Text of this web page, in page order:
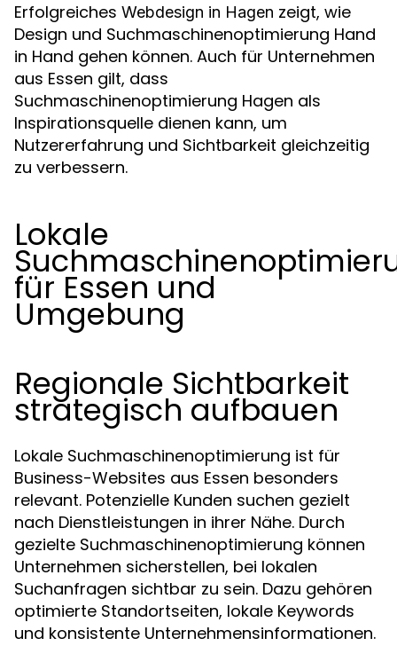
Erfolgreiches Webdesign in Hagen zeigt, wie
Design und Suchmaschinenoptimierung Hand
in Hand gehen können. Auch für Unternehmen
aus Essen gilt, dass
Suchmaschinenoptimierung Hagen als
Inspirationsquelle dienen kann, um
Nutzererfahrung und Sichtbarkeit gleichzeitig
zu verbessern.
Lokale
für Essen und
Umgebung
Regionale Sichtbarkeit
strategisch aufbauen
Lokale Suchmaschinenoptimierung ist für
Business-Websites aus Essen besonders
relevant. Potenzielle Kunden suchen gezielt
nach Dienstleistungen in ihrer Nähe. Durch
gezielte Suchmaschinenoptimierung können
Unternehmen sicherstellen, bei lokalen
Suchanfragen sichtbar zu sein. Dazu gehören
optimierte Standortseiten, lokale Keywords
und konsistente Unternehmensinformationen.